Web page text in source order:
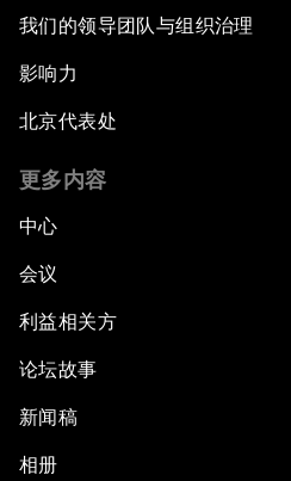
我们的领导团队与组织治理
影响力
北京代表处
更多内容
中心
会议
利益相关方
论坛故事
新闻稿
相册